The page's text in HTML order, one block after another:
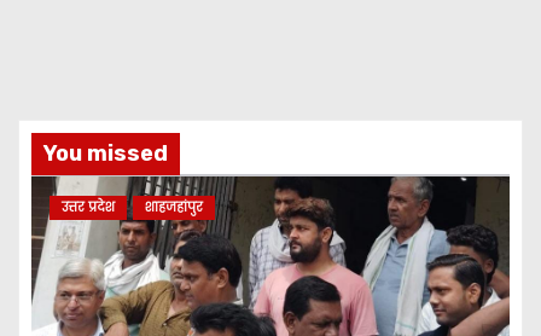
You missed
उत्तर प्रदेश शाहजहांपुर